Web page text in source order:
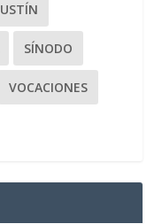
SÍNODO
VOCACIONES